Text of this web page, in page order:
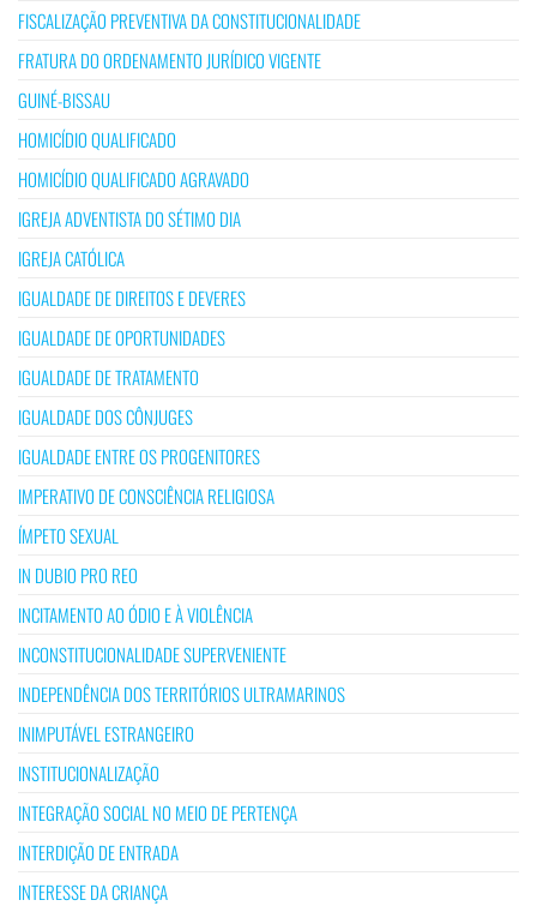
FISCALIZAÇÃO PREVENTIVA DA CONSTITUCIONALIDADE
FRATURA DO ORDENAMENTO JURÍDICO VIGENTE
GUINÉ-BISSAU
HOMICÍDIO QUALIFICADO
HOMICÍDIO QUALIFICADO AGRAVADO
IGREJA ADVENTISTA DO SÉTIMO DIA
IGREJA CATÓLICA
IGUALDADE DE DIREITOS E DEVERES
IGUALDADE DE OPORTUNIDADES
IGUALDADE DE TRATAMENTO
IGUALDADE DOS CÔNJUGES
IGUALDADE ENTRE OS PROGENITORES
IMPERATIVO DE CONSCIÊNCIA RELIGIOSA
ÍMPETO SEXUAL
IN DUBIO PRO REO
INCITAMENTO AO ÓDIO E À VIOLÊNCIA
INCONSTITUCIONALIDADE SUPERVENIENTE
INDEPENDÊNCIA DOS TERRITÓRIOS ULTRAMARINOS
INIMPUTÁVEL ESTRANGEIRO
INSTITUCIONALIZAÇÃO
INTEGRAÇÃO SOCIAL NO MEIO DE PERTENÇA
INTERDIÇÃO DE ENTRADA
INTERESSE DA CRIANÇA